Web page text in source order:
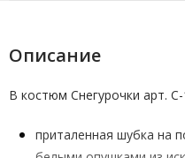
Описание
В костюм Снегурочки арт. С-
приталенная шубка на